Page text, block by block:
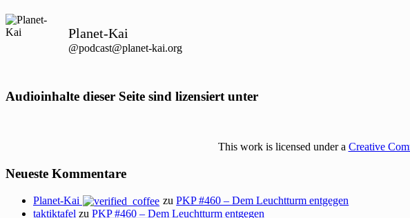
Planet-Kai
@podcast@planet-kai.org
Audioinhalte dieser Seite sind lizensiert unter
This work is licensed under a Creative
Neueste Kommentare
Planet-Kai zuPKP #460 – Dem Leuchtturm entgegen
taktiktafel zu PKP #460 – Dem Leuchtturm entgegen